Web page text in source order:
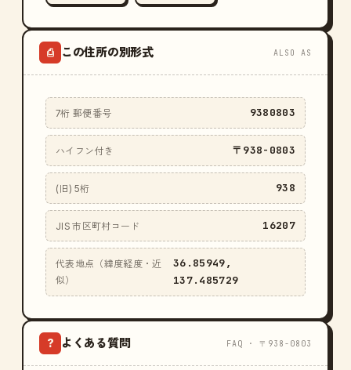
⎙ この住所の別形式 ALSO AS
7桁 郵便番号 9380803
ハイフン付き 〒938-0803
(旧) 5桁 938
JIS 市区町村コード 16207
代表地点（緯度経度・近
似）
36.85949,
137.485729
? よくある質問 FAQ · 〒938-0803